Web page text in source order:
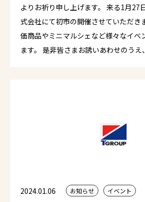
よりお祈り申し上げます。 来る1月27日に長建木材供給株
式会社にて初市の開催させていただきます。 数量限
価商品やミニマルシェなど様々なイベ
ます。 是非皆さまお誘いあわせのうえ、ご来場いただけれ
2024.01.06 お知らせ イベント